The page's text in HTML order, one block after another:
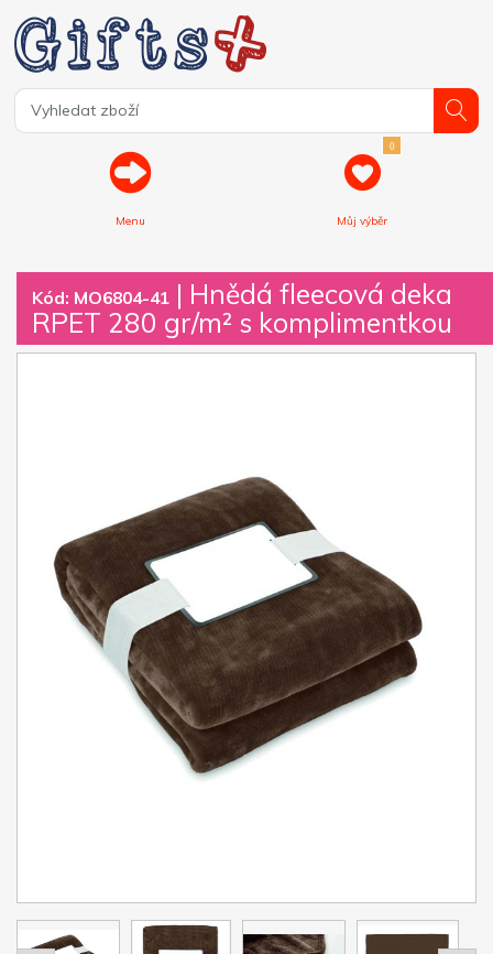
Menu
0
Můj výběr
Kód: MO6804-41 | Hnědá fleecová deka
RPET 280 gr/m² s komplimentkou